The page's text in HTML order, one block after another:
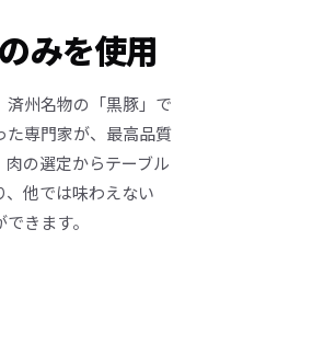
みを使用
州名物の「黒豚」で
た専門家が、最高品質
の選定からテーブル
、他では味わえない
きます。